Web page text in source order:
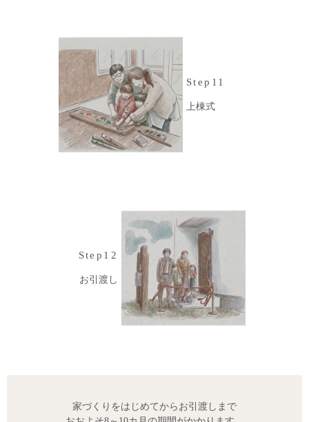
Step11
上棟式
Step12
お引渡し
家づくりをはじめてからお引渡しまで